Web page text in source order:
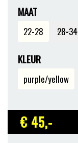
MAAT
22-28 28-34
KLEUR
purple/yellow
€ 45,-